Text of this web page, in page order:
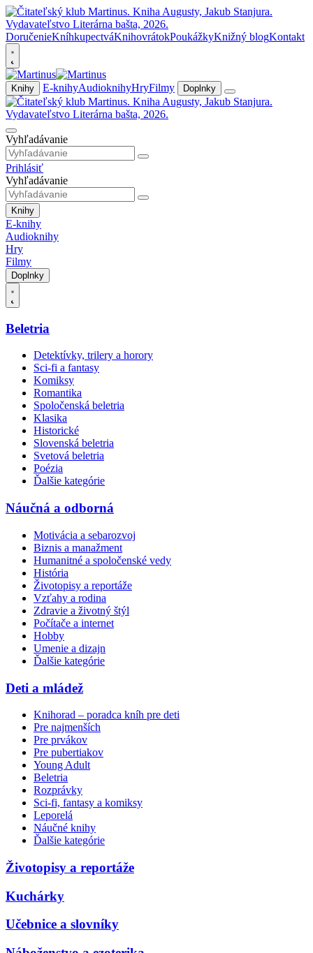
DoručenieKníhkupectváKnihovrátokPoukážkyKnižný blogKontakt
Knihy E-knihyAudioknihyHryFilmy Doplnky
Vyhľadávanie
Prihlásiť
Vyhľadávanie
Knihy
E-knihy
Audioknihy
Hry
Filmy
Doplnky
Beletria
Detektívky, trilery a horory
Sci-fi a fantasy
Komiksy
Romantika
Spoločenská beletria
Klasika
Historické
Slovenská beletria
Svetová beletria
Poézia
Ďalšie kategórie
Náučná a odborná
Motivácia a sebarozvoj
Biznis a manažment
Humanitné a spoločenské vedy
História
Životopisy a reportáže
Vzťahy a rodina
Zdravie a životný štýl
Počítače a internet
Hobby
Umenie a dizajn
Ďalšie kategórie
Deti a mládež
Knihorad – poradca kníh pre deti
Pre najmenších
Pre prvákov
Pre pubertiakov
Young Adult
Beletria
Rozprávky
Sci-fi, fantasy a komiksy
Leporelá
Náučné knihy
Ďalšie kategórie
Životopisy a reportáže
Kuchárky
Učebnice a slovníky